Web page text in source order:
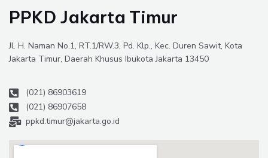
PPKD Jakarta Timur
Jl. H. Naman No.1, RT.1/RW.3, Pd. Klp., Kec. Duren Sawit, Kota
Jakarta Timur, Daerah Khusus Ibukota Jakarta 13450
(021) 86903619
(021) 86907658
ppkd.timur@jakarta.go.id